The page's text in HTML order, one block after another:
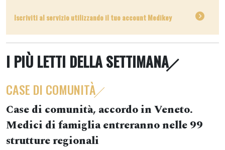
Iscriviti al servizio utilizzando il tuo account Medikey
I PIÙ LETTI DELLA SETTIMANA
CASE DI COMUNITÀ
Case di comunità, accordo in Veneto.
Medici di famiglia entreranno nelle 99
strutture regionali